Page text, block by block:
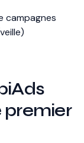
campagnes